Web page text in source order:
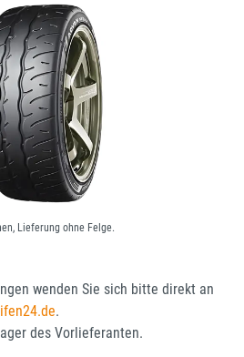
Lieferung ohne Felge.
wenden Sie sich bitte direkt an
.
des Vorlieferanten.